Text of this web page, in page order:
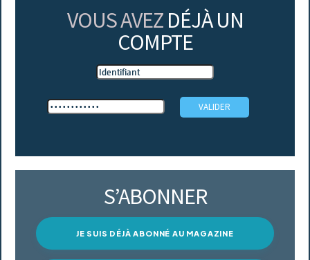
VOUS AVEZ DÉJÀ UN
COMPTE
S’ABONNER
JE SUIS DÉJÀ ABONNÉ AU MAGAZINE